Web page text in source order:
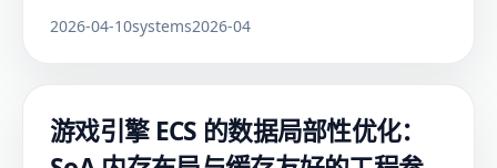
2026-04-10systems2026-04
游戏引擎 ECS 的数据局部性优化：